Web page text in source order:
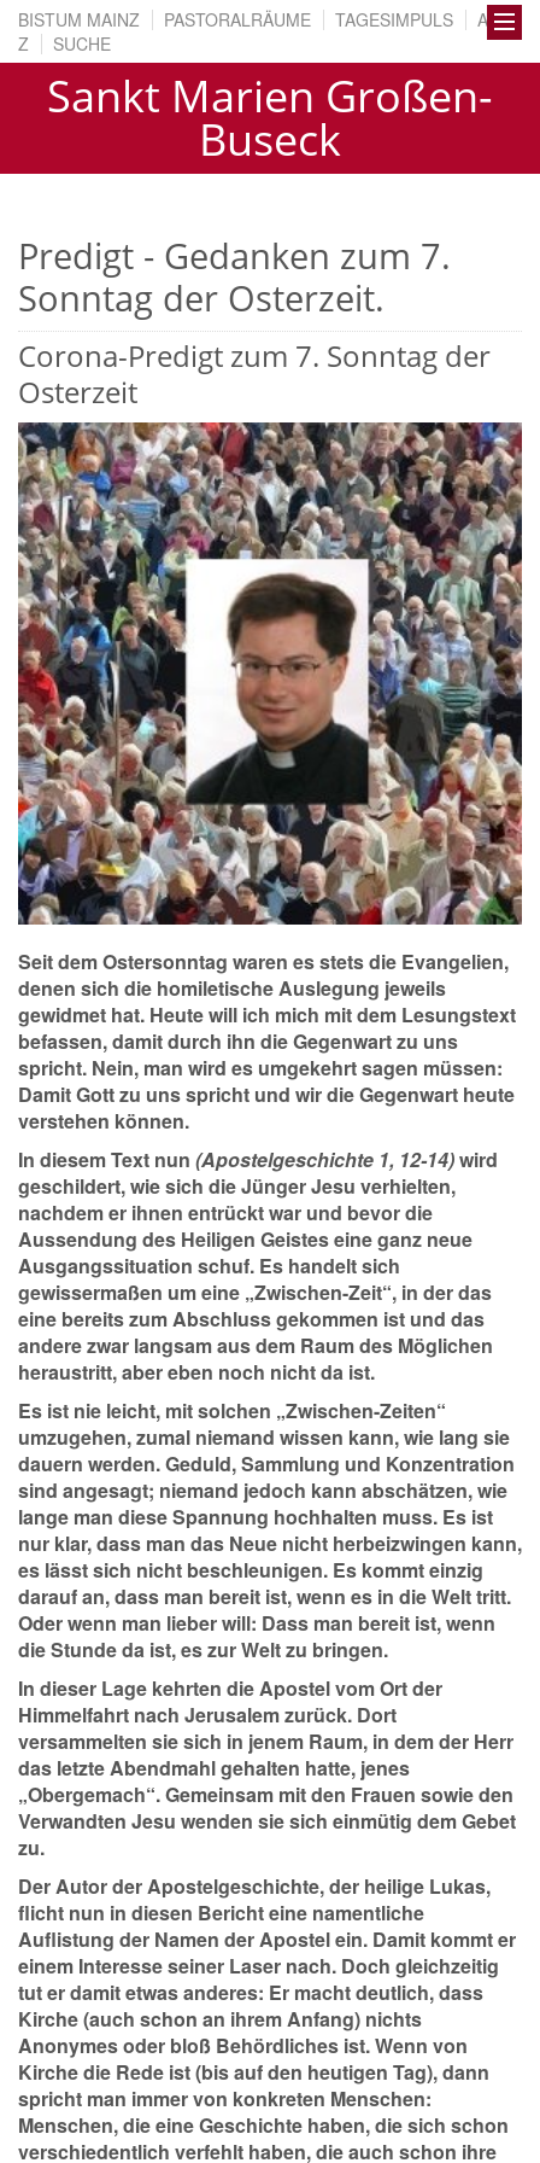
BISTUM MAINZ PASTORALRÄUME TAGESIMPULS
A BIS
Z
SUCHE
Sankt Marien Großen-
Buseck
Predigt - Gedanken zum 7.
Sonntag der Osterzeit.
Corona-Predigt zum 7. Sonntag der
Osterzeit
Seit dem Ostersonntag waren es stets die Evangelien,
denen sich die homiletische Auslegung jeweils
gewidmet hat. Heute will ich mich mit dem Lesungstext
befassen, damit durch ihn die Gegenwart zu uns
spricht. Nein, man wird es umgekehrt sagen müssen:
Damit Gott zu uns spricht und wir die Gegenwart heute
verstehen können.
In diesem Text nun (Apostelgeschichte 1, 12-14)wird
geschildert, wie sich die Jünger Jesu verhielten,
nachdem er ihnen entrückt war und bevor die
Aussendung des Heiligen Geistes eine ganz neue
Ausgangssituation schuf. Es handelt sich
gewissermaßen um eine „Zwischen-Zeit“, in der das
eine bereits zum Abschluss gekommen ist und das
andere zwar langsam aus dem Raum des Möglichen
heraustritt, aber eben noch nicht da ist.
Es ist nie leicht, mit solchen „Zwischen-Zeiten“
umzugehen, zumal niemand wissen kann, wie lang sie
dauern werden. Geduld, Sammlung und Konzentration
sind angesagt; niemand jedoch kann abschätzen, wie
lange man diese Spannung hochhalten muss. Es ist
nur klar, dass man das Neue nicht herbeizwingen kann,
es lässt sich nicht beschleunigen. Es kommt einzig
darauf an, dass man bereit ist, wenn es in die Welt tritt.
Oder wenn man lieber will: Dass man bereit ist, wenn
die Stunde da ist, es zur Welt zu bringen.
In dieser Lage kehrten die Apostel vom Ort der
Himmelfahrt nach Jerusalem zurück. Dort
versammelten sie sich in jenem Raum, in dem der Herr
das letzte Abendmahl gehalten hatte, jenes
„Obergemach“. Gemeinsam mit den Frauen sowie den
Verwandten Jesu wenden sie sich einmütig dem Gebet
zu.
Der Autor der Apostelgeschichte, der heilige Lukas,
flicht nun in diesen Bericht eine namentliche
Auflistung der Namen der Apostel ein. Damit kommt er
einem Interesse seiner Laser nach. Doch gleichzeitig
tut er damit etwas anderes: Er macht deutlich, dass
Kirche (auch schon an ihrem Anfang) nichts
Anonymes oder bloß Behördliches ist. Wenn von
Kirche die Rede ist (bis auf den heutigen Tag), dann
spricht man immer von konkreten Menschen:
Menschen, die eine Geschichte haben, die sich schon
verschiedentlich verfehlt haben, die auch schon ihre